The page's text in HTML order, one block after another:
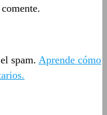
spam. Aprende cómo